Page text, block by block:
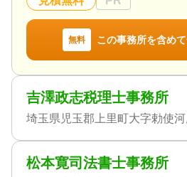
無料 この事務所を含め
吉澤政志税理士事務所
埼玉県児玉郡上里町大字勅使
松本寛司法書士事務所